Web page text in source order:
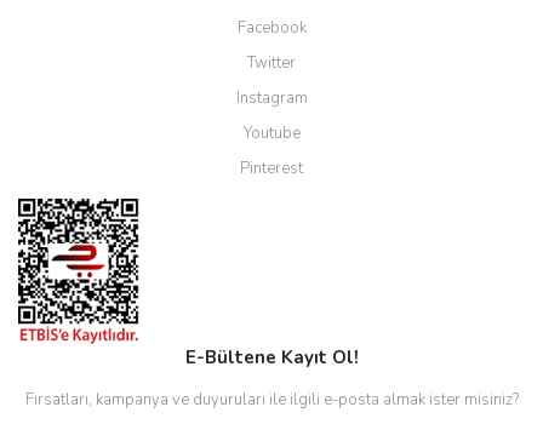
Facebook
Twitter
Instagram
Youtube
Pinterest
E-Bültene Kayıt Ol!
Fırsatları, kampanya ve duyuruları ile ilgili e-posta almak ister misiniz?